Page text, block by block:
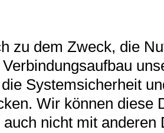
zu dem Zweck, die
Systemsicherheit
Wir können diese
nicht mit anderen